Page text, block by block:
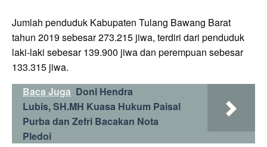
Jumlah penduduk Kabupaten Tulang Bawang Barat
tahun 2019 sebesar 273.215 jiwa, terdiri dari penduduk
laki-laki sebesar 139.900 jiwa dan perempuan sebesar
133.315 jiwa.
Baca Juga Doni Hendra
Lubis, SH.MH Kuasa Hukum Paisal
Purba dan Zefri Bacakan Nota
Pledoi